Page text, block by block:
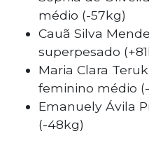
médio (-57kg)
Cauã Silva
superpesado
Maria Clara
feminino médio
Emanuely Ávila
(-48kg)